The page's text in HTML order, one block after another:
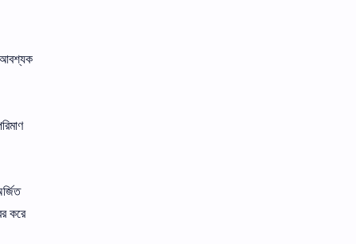
আবশ্যক
করে